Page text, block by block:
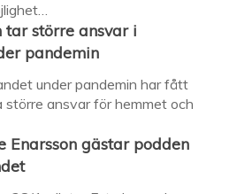
tar större ansvar i
pandemin
under pandemin har fått
ansvar för hemmet och
Enarsson gästar podden